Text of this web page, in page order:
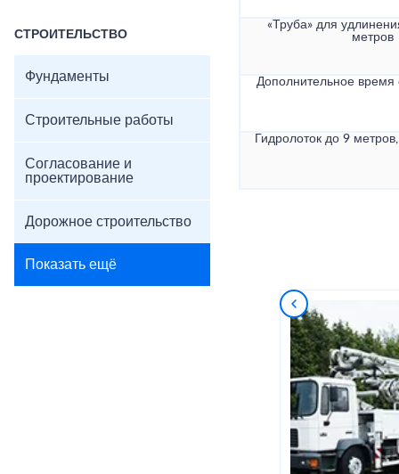
СТРОИТЕЛЬСТВО
Фундаменты
Строительные работы
Согласование и
проектирование
Дорожное строительство
Показать ещё
«Труба» для
метров
Дополнительное
Гидролоток до 9